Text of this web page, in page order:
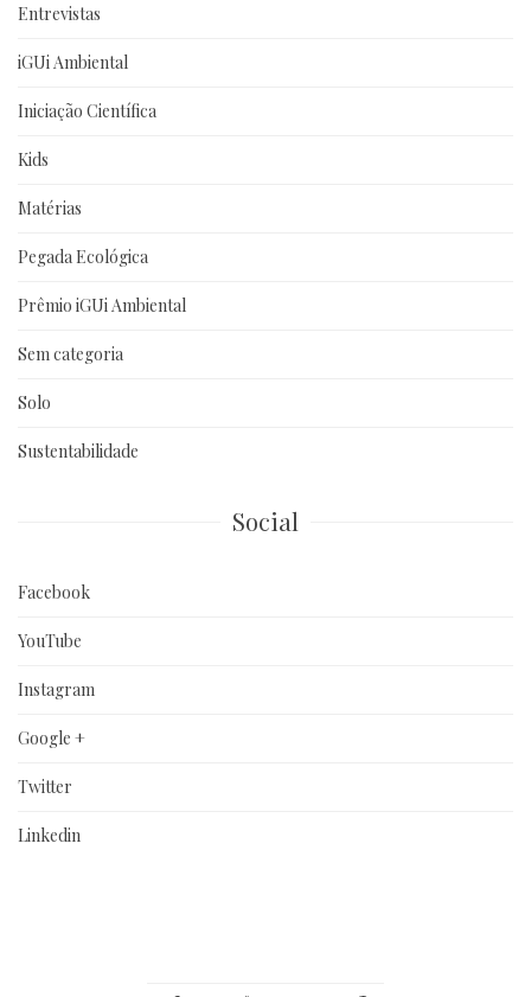
Entrevistas
iGUi Ambiental
Iniciação Científica
Kids
Matérias
Pegada Ecológica
Prêmio iGUi Ambiental
Sem categoria
Solo
Sustentabilidade
Social
Facebook
YouTube
Instagram
Google +
Twitter
Linkedin